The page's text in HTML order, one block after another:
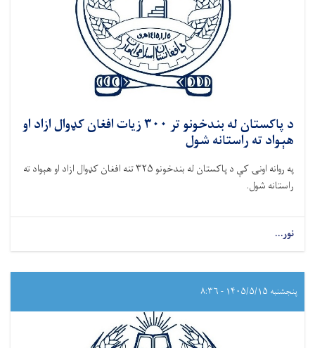
د پاکستان له بندخونو تر ۳۰۰ زیات افغان کډوال ازاد او
هېواد ته راستانه شول
په روانه اونۍ کې د پاکستان له بندخونو ۳۲۵ تنه افغان کډوال ازاد او هېواد ته
راستانه شول.
نور...
پنجشنبه ۱۴۰۵/۵/۱۵ - ۸:۳۶